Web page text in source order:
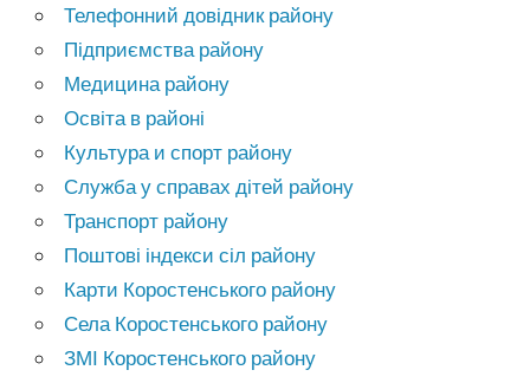
Телефонний довідник району
Підприємства району
Медицина району
Освіта в районі
Культура и спорт району
Служба у справах дітей району
Транспорт району
Поштові індекси сіл району
Карти Коростенського району
Села Коростенського району
ЗМІ Коростенського району